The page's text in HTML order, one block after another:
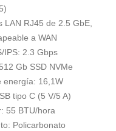
LAN RJ45 de 2.5 GbE,
a WAN
IPS: 2.3 Gbps
Gb SSD NVMe
energía: 16,1W
tipo C (5 V/5 A)
55 BTU/hora
Policarbonato